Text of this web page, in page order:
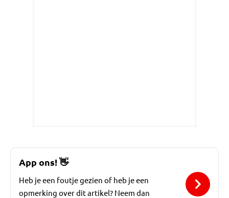
App ons!👋
Heb je een foutje gezien of heb je een
opmerking over dit artikel? Neem dan